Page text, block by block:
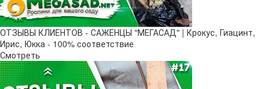
ОТЗЫВЫ КЛИЕНТОВ - САЖЕНЦЫ "МЕГАСАД" | Крокус, Гиацинт,
Ирис, Юкка - 100% соответствие
Смотреть